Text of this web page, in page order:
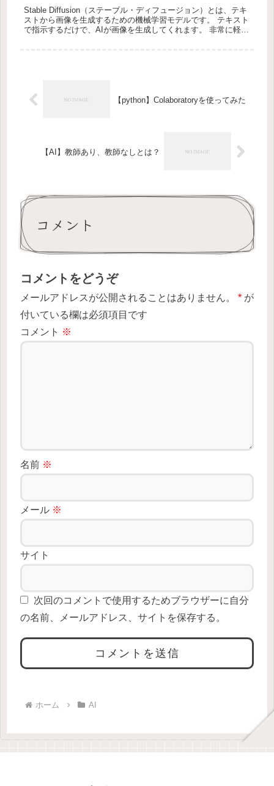
Stable Diffusion（ステーブル・ディフュージョン）とは、テキ
ストから画像を生成するための機械学習モデルです。 テキスト
で指示するだけで、AIが画像を生成してくれます。 非常に軽い
【python】Colaboratoryを使ってみた
【AI】教師あり、教師なしとは？
コメント
コメントをどうぞ
メールアドレスが公開されることはありません。 * が
付いている欄は必須項目です
コメント ※
名前 ※
メール ※
サイト
次回のコメントで使用するためブラウザーに自分
の名前、メールアドレス、サイトを保存する。
ホーム AI